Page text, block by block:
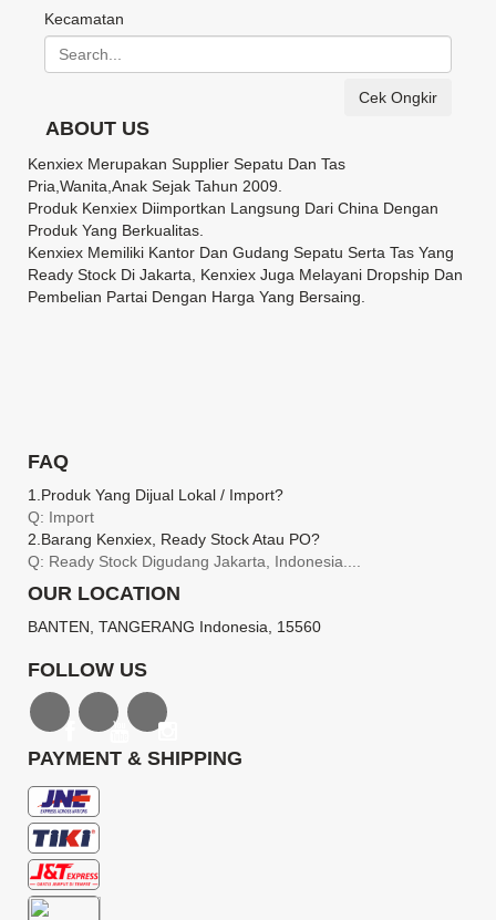
Kecamatan
Cek Ongkir
ABOUT US
Kenxiex Merupakan Supplier Sepatu Dan Tas
Pria,Wanita,Anak Sejak Tahun 2009.
Produk Kenxiex Diimportkan Langsung Dari China Dengan
Produk Yang Berkualitas.
Kenxiex Memiliki Kantor Dan Gudang Sepatu Serta Tas Yang
Ready Stock Di Jakarta, Kenxiex Juga Melayani Dropship Dan
Pembelian Partai Dengan Harga Yang Bersaing.
FAQ
1.produk Yang Dijual Lokal / Import?
Q: Import
2.barang Kenxiex, Ready Stock Atau PO?
Q: Ready Stock Digudang Jakarta, Indonesia....
OUR LOCATION
BANTEN, TANGERANG Indonesia, 15560
FOLLOW US
PAYMENT & SHIPPING